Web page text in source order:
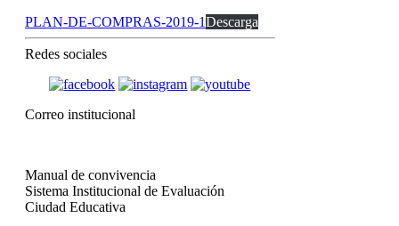
PLAN-DE-COMPRAS-2019-1Descarga
Redes sociales
Correo institucional
Manual de convivencia
Sistema Institucional de Evaluación
Ciudad Educativa